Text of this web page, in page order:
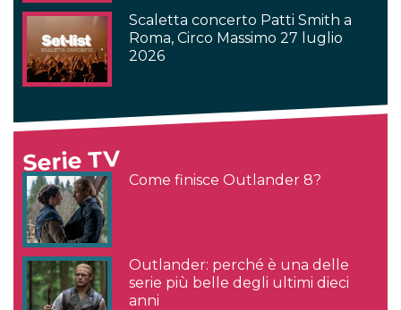
Scaletta concerto Patti Smith a
Roma, Circo Massimo 27 luglio
2026
Serie TV
Come finisce Outlander 8?
Outlander: perché è una delle
serie più belle degli ultimi dieci
anni